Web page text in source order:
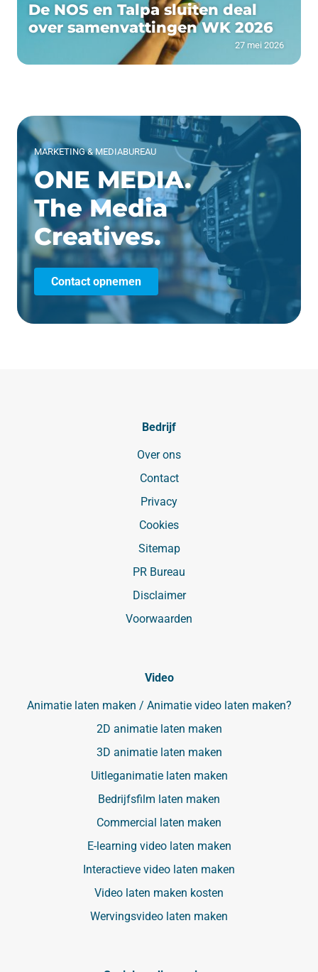
De NOS en Talpa sluiten deal
over samenvattingen WK 2026
27 mei 2026
MARKETING & MEDIABUREAU
ONE MEDIA.
The Media
Creatives.
Contact opnemen
Bedrijf
Over ons
Contact
Privacy
Cookies
Sitemap
PR Bureau
Disclaimer
Voorwaarden
Video
Animatie laten maken / Animatie video laten maken?
2D animatie laten maken
3D animatie laten maken
Uitleganimatie laten maken
Bedrijfsfilm laten maken
Commercial laten maken
E-learning video laten maken
Interactieve video laten maken
Video laten maken kosten
Wervingsvideo laten maken